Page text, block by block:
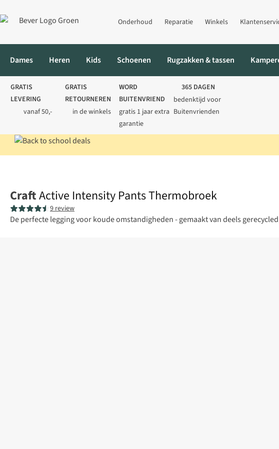
Onderhoud Reparatie Winkels
Dames Heren Kids Schoenen Rugzakken & tassen
GRATIS
LEVERING
vanaf 50,-
GRATIS
RETOURNEREN
in de winkels
WORD
BUITENVRIEND
gratis 1 jaar extra
garantie
365 DAGEN
bedenktijd voor
Buitenvrienden
CraftActive Intensity Pants Thermobroek
9 review
De perfecte legging voor koude omstandigheden - gemaakt van deels